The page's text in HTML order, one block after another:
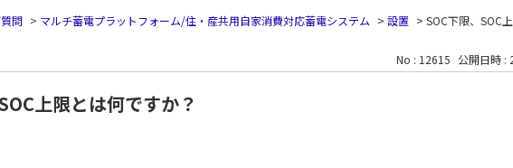
問 > マルチ蓄電プラットフォーム/住・産共用自家消費対応蓄電システム > 設置 > SOC下限、SOC
No : 12615 公開日時 :
上限とは何ですか？